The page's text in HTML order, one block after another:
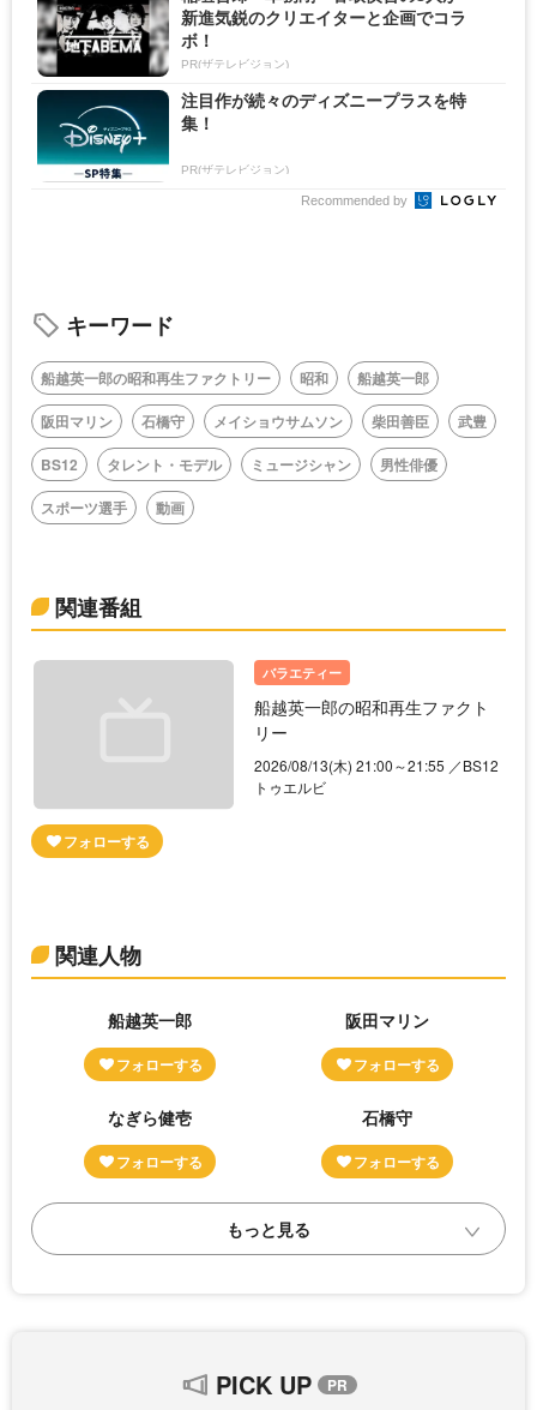
新進気鋭のクリエイターと企画でコラ
ボ！
PR(ザテレビジョン)
注目作が続々のディズニープラスを特
集！
PR(ザテレビジョン)
Recommended by
キーワード
船越英一郎の昭和再生ファクトリー 昭和
船越英一郎
阪田マリン
石橋守 メイショウサムソン 柴田善臣
武豊
BS12
タレント・モデル ミュージシャン
男性俳優
スポーツ選手
動画
関連番組
バラエティー
船越英一郎の昭和再生ファクト
リー
2026/08/13(木) 21:00～21:55 ／BS12
トゥエルビ
関連人物
船越英一郎 阪田マリン
なぎら健壱 石橋守
PICK UP